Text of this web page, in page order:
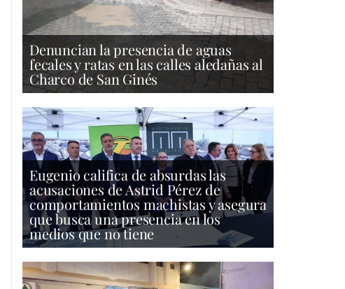
Denuncian la presencia de aguas
fecales y ratas en las calles aledañas al
Charco de San Ginés
Eugenio califica de absurdas las
acusaciones de Astrid Pérez de
comportamientos machistas y asegura
que busca una presencia en los
medios que no tiene